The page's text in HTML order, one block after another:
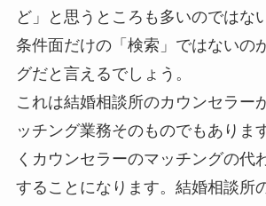
ど」と思うところも多いのではな
条件面だけの「検索」ではないの
グだと言えるでしょう。
これは結婚相談所のカウンセラー
ッチング業務そのものでもありま
くカウンセラーのマッチングの代
することになります。結婚相談所